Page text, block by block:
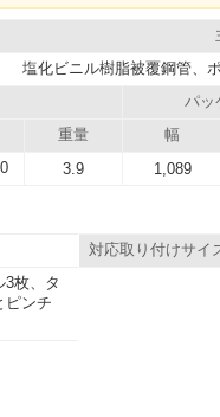
塩化ビニル樹脂被覆鋼管、
パッ
重量 幅
3.9 1,089
対応取り付けサイ
3枚、タ
ピンチ